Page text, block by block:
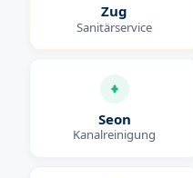
Zug
Sanitärservice
Seon
Kanalreinigung